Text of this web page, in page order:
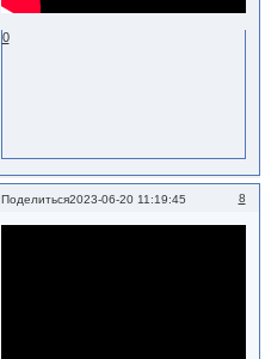
0
Поделиться 8
2023-06-20 11:19:45